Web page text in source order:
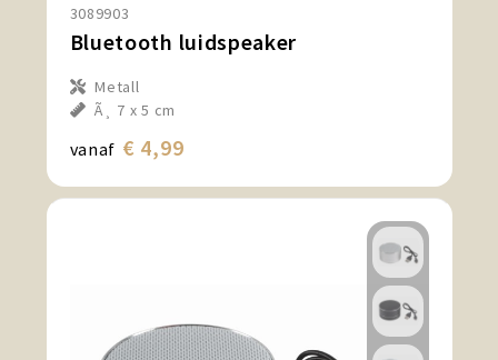
3089903
Bluetooth luidspeaker
Metall
Ã¸ 7 x 5 cm
vanaf € 4,99